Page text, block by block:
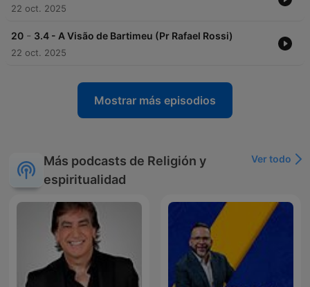
22 oct. 2025
20 - 3.4 - A Visão de Bartimeu (Pr Rafael Rossi)
22 oct. 2025
Mostrar más episodios
Más podcasts de Religión y
espiritualidad
Ver todo